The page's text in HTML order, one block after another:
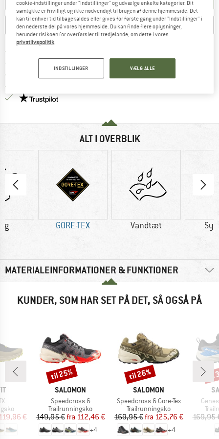
HUSKE SAMMENLIGNE
100 dages returret Gå til returretten her Åbnes i en infoboks
Vi er Trustpilot-certificeret - oplysningerne får du
ALT I OVERBLIK
g GORE-TEX Vandtæt
MATERIALEINFORMATIONER & FUNKTIONER
KUNDER, SOM HAR SET PÅ DET, SÅ OGSÅ PÅ
pris
€
MÆRKE
SALOMON
Artikel
Speedcross 6
Produktgruppe
Trailrunningsko
Pris
149,95 € Nedsat pris
fra 112,46 €
+4
Rabat
til 25%
MÆRKE
SALOMON
Artikel
Speedcross 6 Gore-Tex
Produktgruppe
Trailrunningsko
Pris
169,95 € Nedsat pris
fra 125,76 €
+4
Rabat
til 26%
Artikel
169,95
cookie-indstillinger under "Indstillinger" og udvælge enkelte kategorier. Dit
samtykke er frivilligt og ikke nødvendigt til brugen af denne hjemmeside. Det
kan til enhver tid tilbagekaldes eller gives for første gang under "Indstillinger" i
den nederste del på vores hjemmeside. Du kan finde flere oplysninger,
herunder risikoen for overførsler til tredjelande, om dette i vores
privatlivspolitik.
INDSTILLINGER VÆLG ALLE